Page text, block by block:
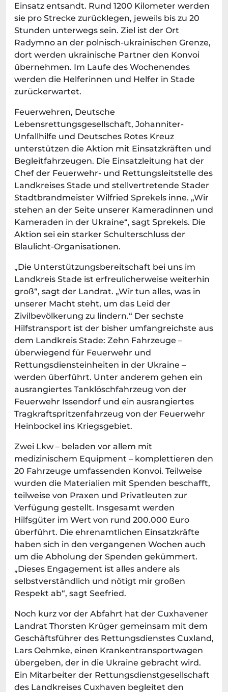
Einsatz entsandt. Rund 1200 Kilometer werden
sie pro Strecke zurücklegen, jeweils bis zu 20
Stunden unterwegs sein. Ziel ist der Ort
Radymno an der polnisch-ukrainischen Grenze,
dort werden ukrainische Partner den Konvoi
übernehmen. Im Laufe des Wochenendes
werden die Helferinnen und Helfer in Stade
zurückerwartet.
Feuerwehren, Deutsche
Lebensrettungsgesellschaft, Johanniter-
Unfallhilfe und Deutsches Rotes Kreuz
unterstützen die Aktion mit Einsatzkräften und
Begleitfahrzeugen. Die Einsatzleitung hat der
Chef der Feuerwehr- und Rettungsleitstelle des
Landkreises Stade und stellvertretende Stader
Stadtbrandmeister Wilfried Sprekels inne. „Wir
stehen an der Seite unserer Kameradinnen und
Kameraden in der Ukraine“, sagt Sprekels. Die
Aktion sei ein starker Schulterschluss der
Blaulicht-Organisationen.
„Die Unterstützungsbereitschaft bei uns im
Landkreis Stade ist erfreulicherweise weiterhin
groß“, sagt der Landrat. „Wir tun alles, was in
unserer Macht steht, um das Leid der
Zivilbevölkerung zu lindern.“ Der sechste
Hilfstransport ist der bisher umfangreichste aus
dem Landkreis Stade: Zehn Fahrzeuge –
überwiegend für Feuerwehr und
Rettungsdiensteinheiten in der Ukraine –
werden überführt. Unter anderem gehen ein
ausrangiertes Tanklöschfahrzeug von der
Feuerwehr Issendorf und ein ausrangiertes
Tragkraftspritzenfahrzeug von der Feuerwehr
Heinbockel ins Kriegsgebiet.
Zwei Lkw – beladen vor allem mit
medizinischem Equipment – komplettieren den
20 Fahrzeuge umfassenden Konvoi. Teilweise
wurden die Materialien mit Spenden beschafft,
teilweise von Praxen und Privatleuten zur
Verfügung gestellt. Insgesamt werden
Hilfsgüter im Wert von rund 200.000 Euro
überführt. Die ehrenamtlichen Einsatzkräfte
haben sich in den vergangenen Wochen auch
um die Abholung der Spenden gekümmert.
„Dieses Engagement ist alles andere als
selbstverständlich und nötigt mir großen
Respekt ab“, sagt Seefried.
Noch kurz vor der Abfahrt hat der Cuxhavener
Landrat Thorsten Krüger gemeinsam mit dem
Geschäftsführer des Rettungsdienstes Cuxland,
Lars Oehmke, einen Krankentransportwagen
übergeben, der in die Ukraine gebracht wird.
Ein Mitarbeiter der Rettungsdienstgesellschaft
des Landkreises Cuxhaven begleitet den